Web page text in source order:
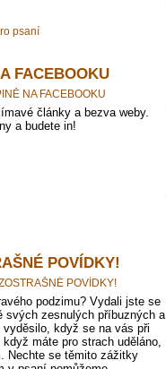
psaní
FACEBOOKU
NA FACEBOOKU
články a bezva weby.
a budete in!
POVÍDKY!
POVÍDKY!
podzimu? Vydali jste se
svých zesnulých příbuzných a
vyděsilo, když se na vás při
máte pro strach uděláno,
Nechte se těmito zážitky